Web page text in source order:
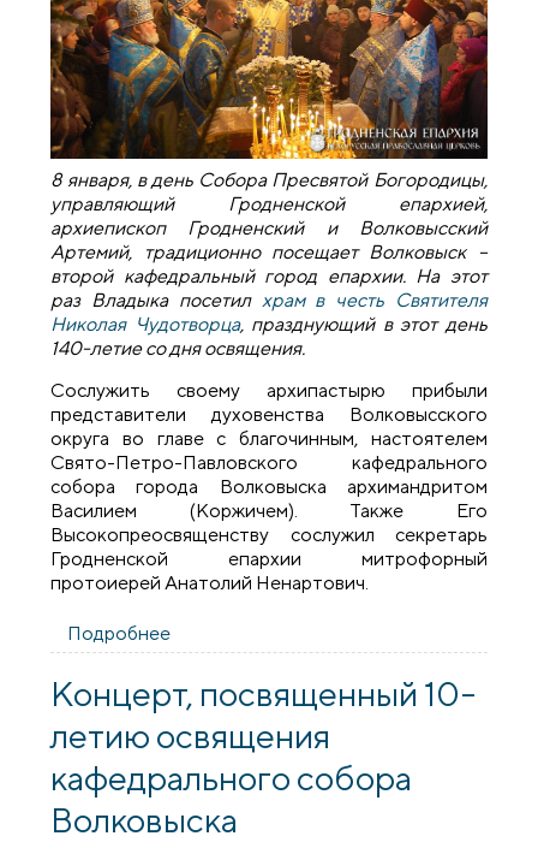
8 января, в день Собора Пресвятой Богородицы,
управляющий Гродненской епархией,
архиепископ Гродненский и Волковысский
Артемий, традиционно посещает Волковыск –
второй кафедральный город епархии. На этот
раз Владыка посетил храм в честь Святителя
Николая Чудотворца, празднующий в этот день
140-летие со дня освящения.
Сослужить своему архипастырю прибыли
представители духовенства Волковысского
округа во главе с благочинным, настоятелем
Свято-Петро-Павловского кафедрального
собора города Волковыска архимандритом
Василием (Коржичем). Также Его
Высокопреосвященству сослужил секретарь
Гродненской епархии митрофорный
протоиерей Анатолий Ненартович.
Подробнее
Волковыска
Концерт, посвященный 10-
летию освящения
кафедрального собора
Волковыска